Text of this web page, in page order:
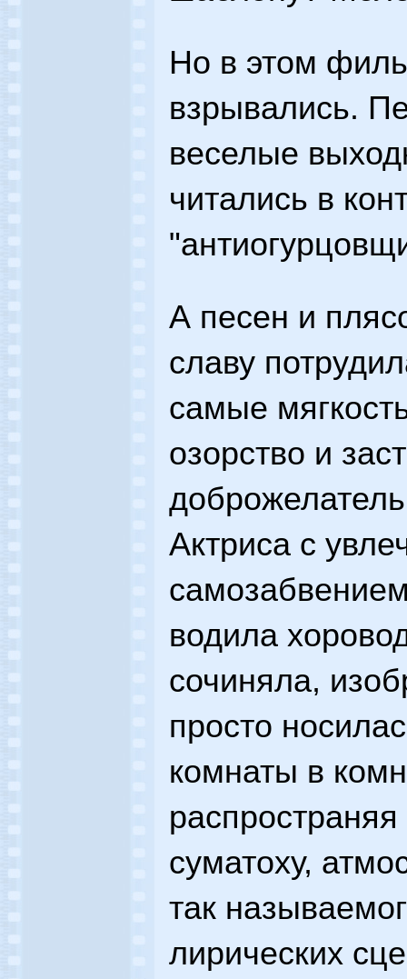
Но в этом
взрывались.
веселые
читались в
А песен и
славу
самые
озорство и
Актриса с
водила
сочиняла,
просто
комнаты в
суматоху,
так
лирических